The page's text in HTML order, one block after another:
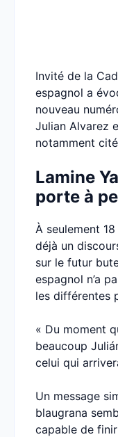
Invité de la
espagnol a
nouveau
Julian Alvarez
notamment
Lamine
porte à
À seulement
déjà un
sur le futur
espagnol n’a
les différentes
« Du moment
beaucoup
celui qui
Un message
blaugrana
capable de